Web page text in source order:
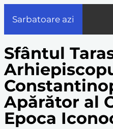
Sarbatoare azi
Sfântul
Apărător al
Epoca